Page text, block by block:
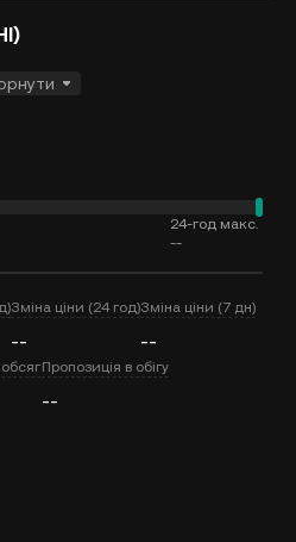
24-год макс.
--
Зміна ціни (24 год)
--
Зміна ціни (7 дн)
--
Пропозиція в обігу
--